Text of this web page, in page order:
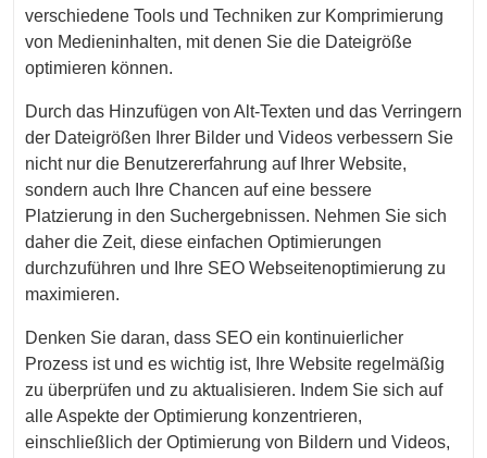
verschiedene Tools und Techniken zur Komprimierung
von Medieninhalten, mit denen Sie die Dateigröße
optimieren können.
Durch das Hinzufügen von Alt-Texten und das Verringern
der Dateigrößen Ihrer Bilder und Videos verbessern Sie
nicht nur die Benutzererfahrung auf Ihrer Website,
sondern auch Ihre Chancen auf eine bessere
Platzierung in den Suchergebnissen. Nehmen Sie sich
daher die Zeit, diese einfachen Optimierungen
durchzuführen und Ihre SEO Webseitenoptimierung zu
maximieren.
Denken Sie daran, dass SEO ein kontinuierlicher
Prozess ist und es wichtig ist, Ihre Website regelmäßig
zu überprüfen und zu aktualisieren. Indem Sie sich auf
alle Aspekte der Optimierung konzentrieren,
einschließlich der Optimierung von Bildern und Videos,